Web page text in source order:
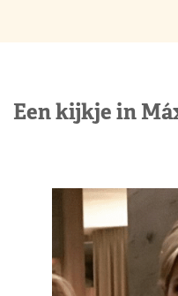
Een kijkje in